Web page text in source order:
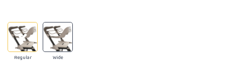
Regular Wide